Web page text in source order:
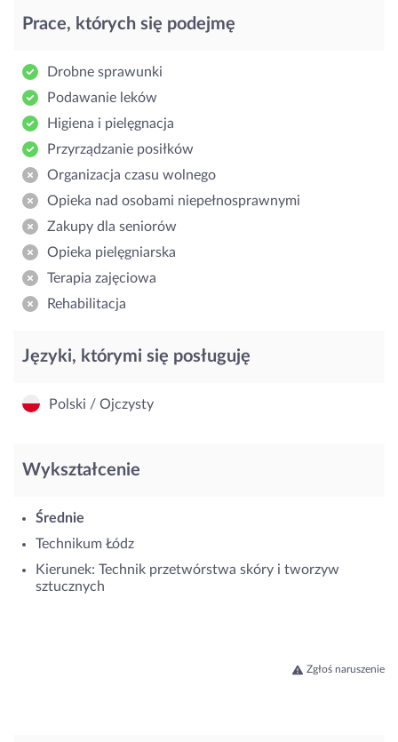
Prace, których się podejmę
Drobne sprawunki
Podawanie leków
Higiena i pielęgnacja
Przyrządzanie posiłków
Organizacja czasu wolnego
Opieka nad osobami niepełnosprawnymi
Zakupy dla seniorów
Opieka pielęgniarska
Terapia zajęciowa
Rehabilitacja
Języki, którymi się posługuję
Polski / Ojczysty
Wykształcenie
Średnie
Technikum Łódz
Kierunek: Technik przetwórstwa skóry i tworzyw
sztucznych
Zgłoś naruszenie